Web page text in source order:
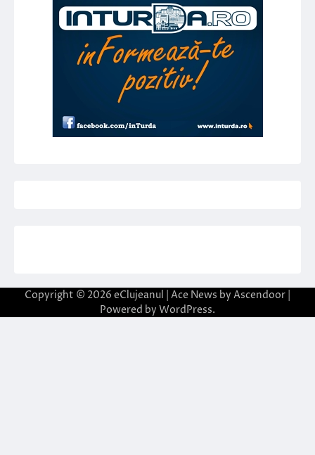
Copyright © 2026 eClujeanul | Ace News by Ascendoor
Powered by WordPress.